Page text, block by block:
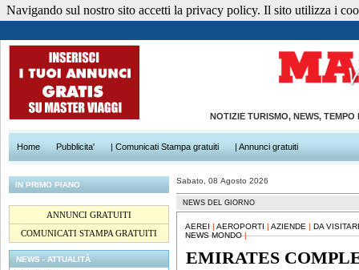
NOTIZIE TURISMO, NEWS,
Home Pubblicita' | Comunicati Stampa gratuiti | Annunci gratuiti
IN PRIMO PIANO
ANNUNCI GRATUITI
COMUNICATI STAMPA GRATUITI
NEWS - ATTUALITÀ
Sabato, 08 Agosto 2026
NEWS DEL GIORNO
AEREI | AEROPORTI | AZIENDE | DA
NEWS MONDO|
EMIRATES
Navigando sul nostro sito accetti la privacy policy. Il sito utilizza i